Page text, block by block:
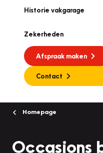
Historie vakgarage
Zekerheden
Afspraak maken
Contact
Homepage
Occasions